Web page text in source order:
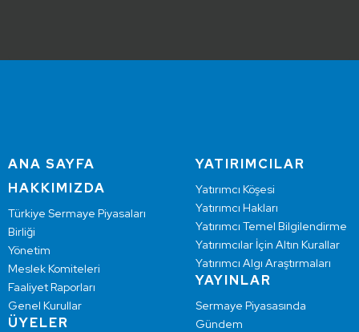
ANA SAYFA
HAKKIMIZDA
Türkiye Sermaye Piyasaları
Birliği
Yönetim
Meslek Komiteleri
Faaliyet Raporları
Genel Kurullar
ÜYELER
YATIRIMCILAR
Yatırımcı Köşesi
Yatırımcı Hakları
Yatırımcı Temel Bilgilendirme
Yatırımcılar İçin Altın Kurallar
Yatırımcı Algı Araştırmaları
YAYINLAR
Sermaye Piyasasında
Gündem